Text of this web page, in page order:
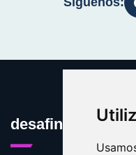
desafinado.es